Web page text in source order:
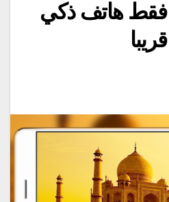
فقط هاتف ذكي